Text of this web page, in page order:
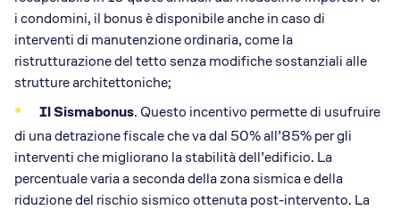
i condomini, il bonus è disponibile anche in caso di
interventi di manutenzione ordinaria, come la
ristrutturazione del tetto senza modifiche sostanziali alle
strutture architettoniche;
Il Sismabonus. Questo incentivo permette di usufruire
di una detrazione fiscale che va dal 50% all’85% per gli
interventi che migliorano la stabilità dell’edificio. La
percentuale varia a seconda della zona sismica e della
riduzione del rischio sismico ottenuta post-intervento. La